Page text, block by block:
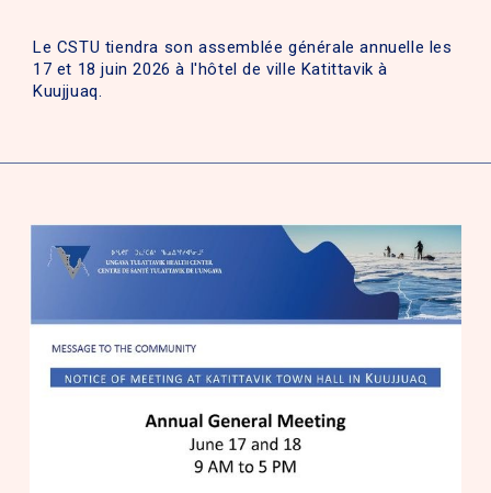
Le CSTU tiendra son assemblée générale annuelle les
17 et 18 juin 2026 à l'hôtel de ville Katittavik à
Kuujjuaq.